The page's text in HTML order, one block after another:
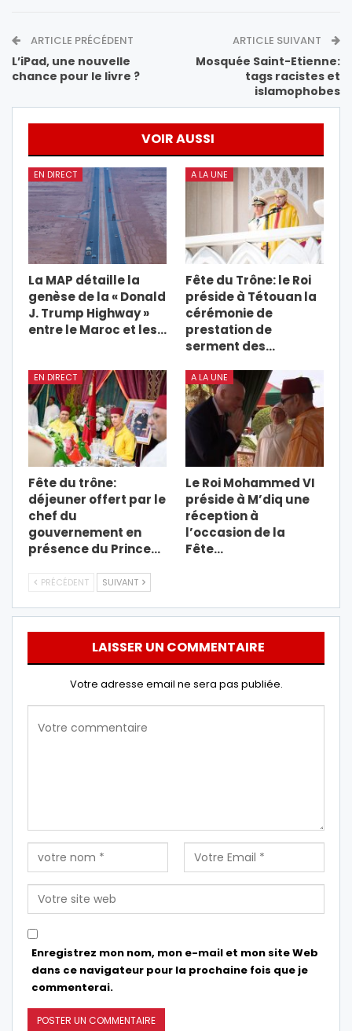
ARTICLE PRÉCÉDENT
L’iPad, une nouvelle
chance pour le livre ?
ARTICLE SUIVANT
Mosquée Saint-Etienne:
tags racistes et
islamophobes
VOIR AUSSI
EN DIRECT
La MAP détaille la
genèse de la « Donald
J. Trump Highway »
entre le Maroc et les…
A LA UNE
Fête du Trône: le Roi
préside à Tétouan la
cérémonie de
prestation de
serment des…
EN DIRECT
Fête du trône:
déjeuner offert par le
chef du
gouvernement en
présence du Prince…
A LA UNE
Le Roi Mohammed VI
préside à M’diq une
réception à
l’occasion de la
Fête…
PRÉCÉDENT SUIVANT
LAISSER UN COMMENTAIRE
Votre adresse email ne sera pas publiée.
Enregistrez mon nom, mon e-mail et mon site Web
dans ce navigateur pour la prochaine fois que je
commenterai.